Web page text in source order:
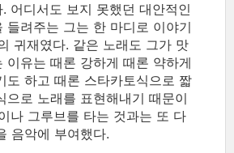
어디서도 보지 못했던 대안적인
들려주는 그는 한 마디로 이야기
귀재였다. 같은 노래도 그가 맛
이유는 때론 강하게 때론 약하게
도 하고 때론 스타카토식으로 짧
으로 노래를 표현해내기 때문이
나 그루브를 타는 것과는 또 다
음악에 부여했다.